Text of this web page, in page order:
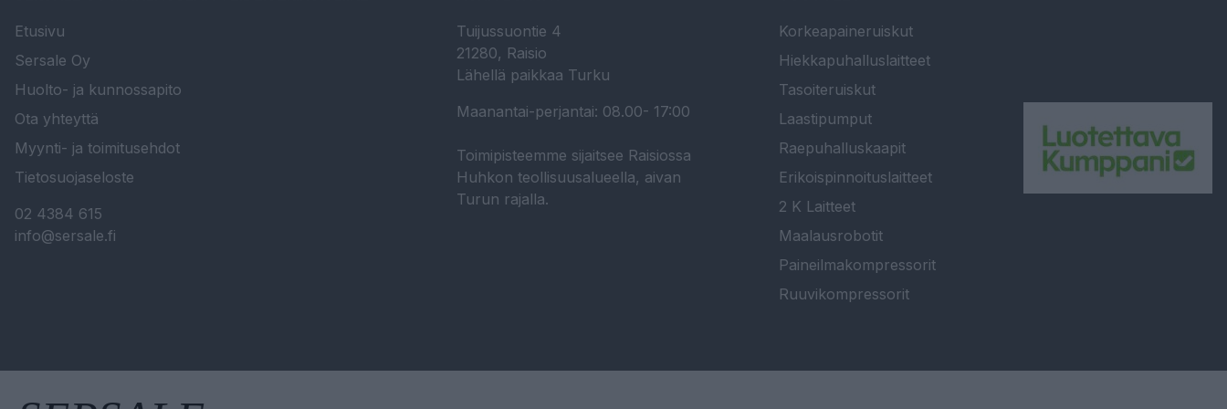
Etusivu
Sersale Oy
Huolto- ja kunnossapito
Ota yhteyttä
Myynti- ja toimitusehdot
Tietosuojaseloste
02 4384 615
info@sersale.fi
Tuijussuontie 4
21280, Raisio
Lähellä paikkaa Turku
Maanantai-perjantai: 08.00- 17:00
Toimipisteemme sijaitsee Raisiossa
Huhkon teollisuusalueella, aivan
Turun rajalla.
Korkeapaineruiskut
Hiekkapuhalluslaitteet
Tasoiteruiskut
Laastipumput
Raepuhalluskaapit
Erikoispinnoituslaitteet
2 K Laitteet
Maalausrobotit
Paineilmakompressorit
Ruuvikompressorit